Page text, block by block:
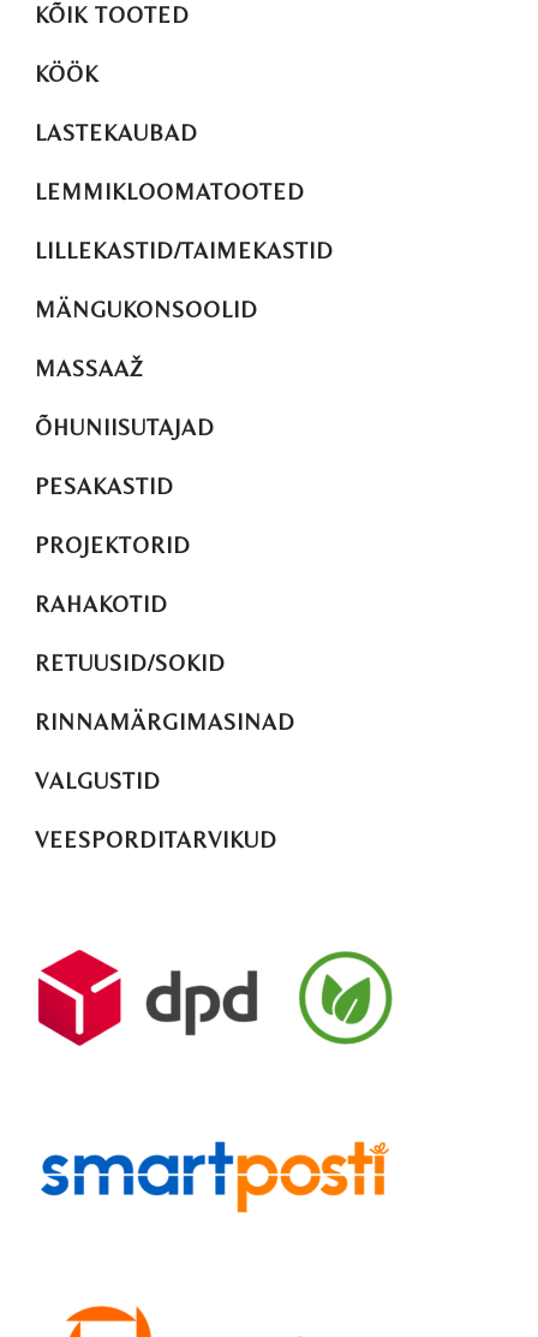
KÕIK TOOTED
KÖÖK
LASTEKAUBAD
LEMMIKLOOMATOOTED
LILLEKASTID/TAIMEKASTID
MÄNGUKONSOOLID
MASSAAŽ
ÕHUNIISUTAJAD
PESAKASTID
PROJEKTORID
RAHAKOTID
RETUUSID/SOKID
RINNAMÄRGIMASINAD
VALGUSTID
VEESPORDITARVIKUD